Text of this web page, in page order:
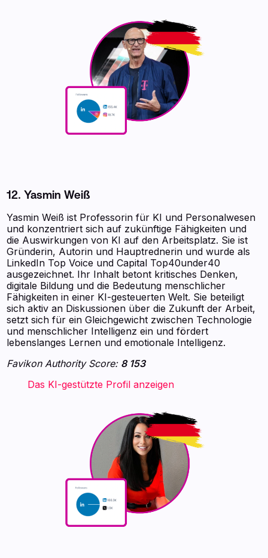
12. Yasmin Weiß
Yasmin Weiß ist Professorin für KI und Personalwesen
und konzentriert sich auf zukünftige Fähigkeiten und
die Auswirkungen von KI auf den Arbeitsplatz. Sie ist
Gründerin, Autorin und Hauptrednerin und wurde als
LinkedIn Top Voice und Capital Top40under40
ausgezeichnet. Ihr Inhalt betont kritisches Denken,
digitale Bildung und die Bedeutung menschlicher
Fähigkeiten in einer KI-gesteuerten Welt. Sie beteiligt
sich aktiv an Diskussionen über die Zukunft der Arbeit,
setzt sich für ein Gleichgewicht zwischen Technologie
und menschlicher Intelligenz ein und fördert
lebenslanges Lernen und emotionale Intelligenz.
Favikon Authority Score: 8 153
‍ ‍ ‍ ‍ ‍ ‍ ‍ Das KI-gestützte Profil anzeigen ‍ ‍ ‍